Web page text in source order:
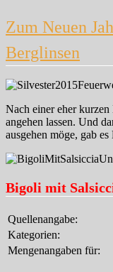
Zum Neuen
Berglinsen
Nach einer eher kurzen
angehen lassen. Und
ausgehen möge, gab
Bigoli mit
Quellenangabe:
Kategorien:
Mengenangaben für: